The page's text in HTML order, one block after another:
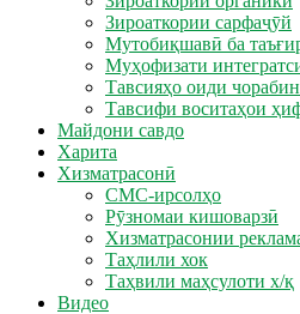
Зироаткории сарфаҷӯй
Мутобиқшавӣ ба
Муҳофизати
Тавсияҳо оиди
Тавсифи воситаҳои
Майдони савдо
Харита
Хизматрасонӣ
СМС-ирсолҳо
Рӯзномаи кишоварзӣ
Хизматрасонии
Таҳлили хок
Таҳвили маҳсулоти х/қ
Видео